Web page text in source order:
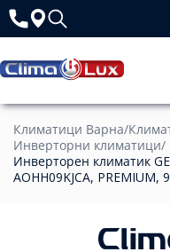
Климатици Варна/
Инверторни климатици/
Инверторен климатик
AOHH09KJCA, PREMIUM,